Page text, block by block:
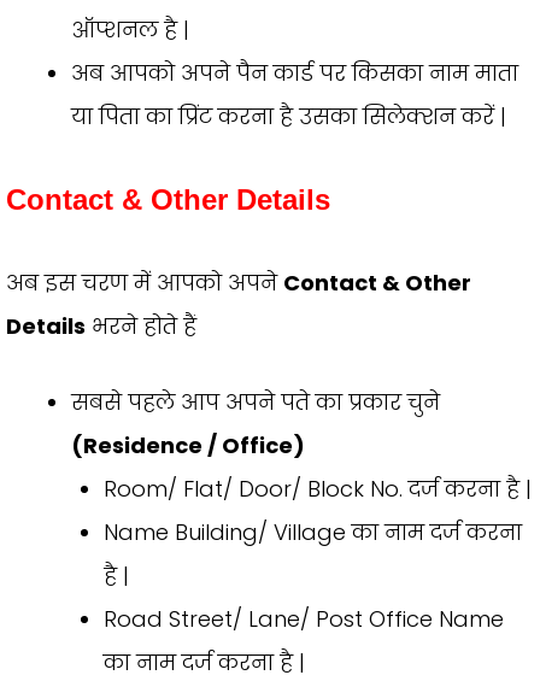
ऑप्शनल है |
अब आपको अपने पैन कार्ड पर किसका नाम माता
या पिता का प्रिंट करना है उसका सिलेक्शन करें |
Contact & Other Details
अब इस चरण में आपको अपने Contact & Other
Details भरने होते हैं
सबसे पहले आप अपने पते का प्रकार चुने
(Residence / Office)
Room/ Flat/ Door/ Block No. दर्ज करना है |
Name Building/ Village का नाम दर्ज करना
है |
Road Street/ Lane/ Post Office Name
का नाम दर्ज करना है |